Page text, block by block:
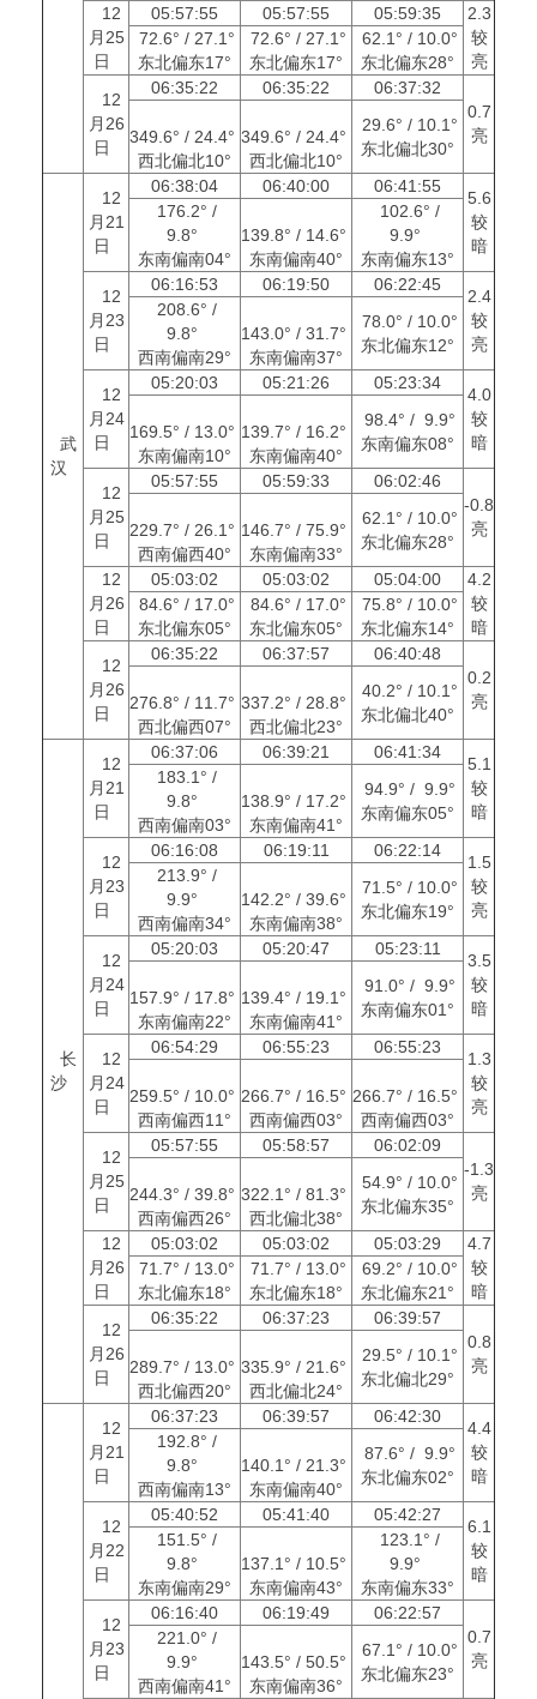
12
月25
日
05:57:55 05:57:55 05:59:35
2.3
较
亮
72.6° / 27.1°
东北偏东17°
72.6° / 27.1°
东北偏东17°
62.1° / 10.0°
东北偏东28°
12
月26
日
06:35:22 06:35:22
06:37:32
0.7
亮
349.6° / 24.4°
西北偏北10°
349.6° / 24.4°
西北偏北10°
29.6° / 10.1°
东北偏北30°
武
汉
12
月21
日
06:38:04 06:40:00 06:41:55
5.6
较
暗
176.2° /
9.8°
东南偏南04°
139.8° / 14.6°
东南偏南40°
102.6° /
9.9°
东南偏东13°
12
月23
日
06:16:53 06:19:50 06:22:45
2.4
较
亮
208.6° /
9.8°
西南偏南29°
143.0° / 31.7°
东南偏南37°
78.0° / 10.0°
东北偏东12°
12
月24
日
05:20:03 05:21:26 05:23:34
4.0
较
暗
169.5° / 13.0°
东南偏南10°
139.7° / 16.2°
东南偏南40°
98.4° / 9.9°
东南偏东08°
12
月25
日
05:57:55 05:59:33
06:02:46
-0.8
亮
229.7° / 26.1°
西南偏西40°
146.7° / 75.9°
东南偏南33°
62.1° / 10.0°
东北偏东28°
12
月26
日
05:03:02 05:03:02 05:04:00
4.2
较
暗
84.6° / 17.0°
东北偏东05°
84.6° / 17.0°
东北偏东05°
75.8° / 10.0°
东北偏东14°
12
月26
日
06:35:22 06:37:57
06:40:48
0.2
亮
276.8° / 11.7°
西北偏西07°
337.2° / 28.8°
西北偏北23°
40.2° / 10.1°
东北偏北40°
长
沙
12
月21
日
06:37:06 06:39:21 06:41:34
5.1
较
暗
183.1° /
9.8°
西南偏南03°
138.9° / 17.2°
东南偏南41°
94.9° / 9.9°
东南偏东05°
12
月23
日
06:16:08 06:19:11 06:22:14
1.5
较
亮
213.9° /
9.9°
西南偏南34°
142.2° / 39.6°
东南偏南38°
71.5° / 10.0°
东北偏东19°
12
月24
日
05:20:03 05:20:47 05:23:11
3.5
较
暗
157.9° / 17.8°
东南偏南22°
139.4° / 19.1°
东南偏南41°
91.0° / 9.9°
东南偏东01°
12
月24
日
06:54:29 06:55:23 06:55:23
1.3
较
亮
259.5° / 10.0°
西南偏西11°
266.7° / 16.5°
西南偏西03°
266.7° / 16.5°
西南偏西03°
12
月25
日
05:57:55 05:58:57
06:02:09
-1.3
亮
244.3° / 39.8°
西南偏西26°
322.1° / 81.3°
西北偏北38°
54.9° / 10.0°
东北偏东35°
12
月26
日
05:03:02 05:03:02 05:03:29
4.7
较
暗
71.7° / 13.0°
东北偏东18°
71.7° / 13.0°
东北偏东18°
69.2° / 10.0°
东北偏东21°
12
月26
日
06:35:22 06:37:23
06:39:57
0.8
亮
289.7° / 13.0°
西北偏西20°
335.9° / 21.6°
西北偏北24°
29.5° / 10.1°
东北偏北29°
12
月21
日
06:37:23 06:39:57 06:42:30
4.4
较
暗
192.8° /
9.8°
西南偏南13°
140.1° / 21.3°
东南偏南40°
87.6° / 9.9°
东北偏东02°
12
月22
日
05:40:52 05:41:40 05:42:27
6.1
较
暗
151.5° /
9.8°
东南偏南29°
137.1° / 10.5°
东南偏南43°
123.1° /
9.9°
东南偏东33°
12
月23
日
06:16:40 06:19:49
06:22:57
0.7
亮
221.0° /
9.9°
西南偏南41°
143.5° / 50.5°
东南偏南36°
67.1° / 10.0°
东北偏东23°